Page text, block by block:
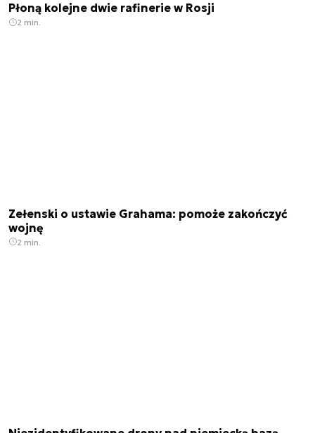
Płoną kolejne dwie rafinerie w Rosji
2 min.
Zełenski o ustawie Grahama: pomoże zakończyć
wojnę
2 min.